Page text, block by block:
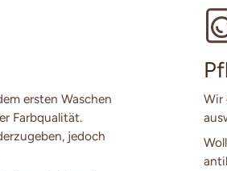
ersten Waschen
Farbqualität.
jedoch
Wir